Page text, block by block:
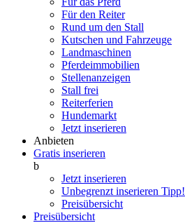
Für den Reiter
Rund um den Stall
Kutschen und Fahrzeuge
Landmaschinen
Pferdeimmobilien
Stellenanzeigen
Stall frei
Reiterferien
Hundemarkt
Jetzt inserieren
Anbieten
Gratis inserieren
b
Jetzt inserieren
Unbegrenzt inserieren Tipp!
Preisübersicht
Preisübersicht